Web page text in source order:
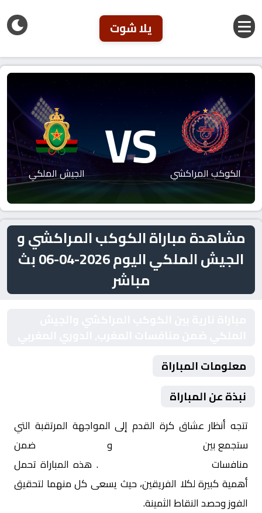
يلا شوت
الكوكب المراكشي VS الجيش الملكي
مشاهدة مباراة الكوكب المراكشي و
الجيش الملكي اليوم 2026-04-06 بث
مباشر
معلومات المباراة
نبذة عن المباراة
تتجه أنظار عشاق كرة القدم إلى المواجهة المرتقبة التي
ستجمع بين
و
ضمن
منافسات
. هذه المباراة تحمل
أهمية كبيرة لكلا الفريقين، حيث يسعى كل منهما لتحقيق
الفوز وحصد النقاط الثمينة.